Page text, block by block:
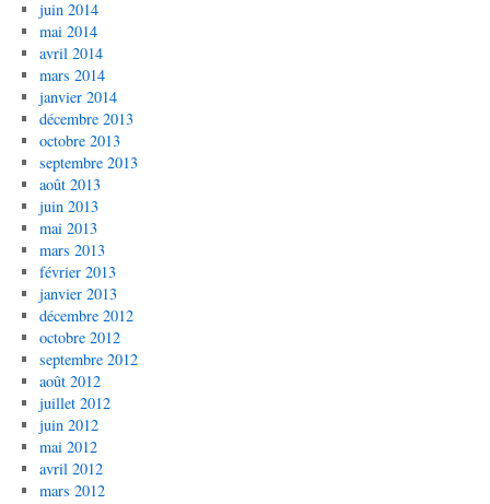
juin 2014
mai 2014
avril 2014
mars 2014
janvier 2014
décembre 2013
octobre 2013
septembre 2013
août 2013
juin 2013
mai 2013
mars 2013
février 2013
janvier 2013
décembre 2012
octobre 2012
septembre 2012
août 2012
juillet 2012
juin 2012
mai 2012
avril 2012
mars 2012